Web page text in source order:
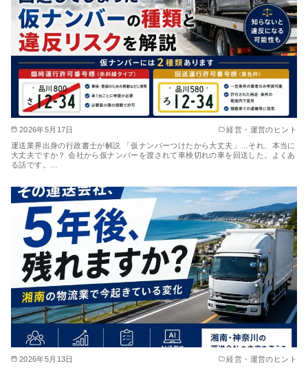
2026年5月17日
経営・運営のヒント
運送業界出身の行政書士が解説 「仮ナンバーつけたから大丈夫」…それ、本当に
大丈夫ですか？ 会社から仮ナンバーを渡されて車検切れの車を回送した。よくあ
る話です。…
2026年5月13日 経営・運営のヒント